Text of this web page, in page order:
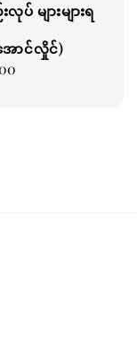
ပ် များများရ
ောင်လှိုင်)